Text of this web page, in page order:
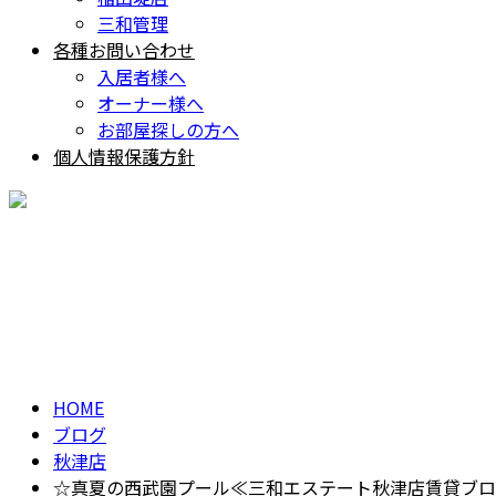
三和管理
各種お問い合わせ
入居者様へ
オーナー様へ
お部屋探しの方へ
個人情報保護方針
HOME
ブログ
秋津店
☆真夏の西武園プール≪三和エステート秋津店賃貸ブ